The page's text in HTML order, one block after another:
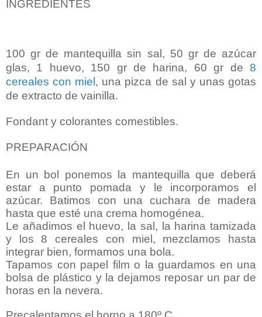
INGREDIENTES
100 gr de mantequilla sin sal, 50 gr de azúcar
glas, 1 huevo, 150 gr de harina, 60 gr de 8
cereales con miel, una pizca de sal y unas gotas
de extracto de vainilla.
Fondant y colorantes comestibles.
PREPARACIÓN
En un bol ponemos la mantequilla que deberá
estar a punto pomada y le incorporamos el
azúcar. Batimos con una cuchara de madera
hasta que esté una crema homogénea.
Le añadimos el huevo, la sal, la harina tamizada
y los 8 cereales con miel,
mezclamos hasta
integrar bien, formamos una bola.
Tapamos con papel film o la guardamos en una
bolsa de plástico y la dejamos reposar un par de
horas en la nevera.